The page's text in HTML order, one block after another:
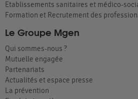
Etablissements sanitaires et médico-
Formation et Recrutement des
Le Groupe Mgen
Qui sommes-nous ?
Mutuelle engagée
Partenariats
Actualités et espace presse
La prévention